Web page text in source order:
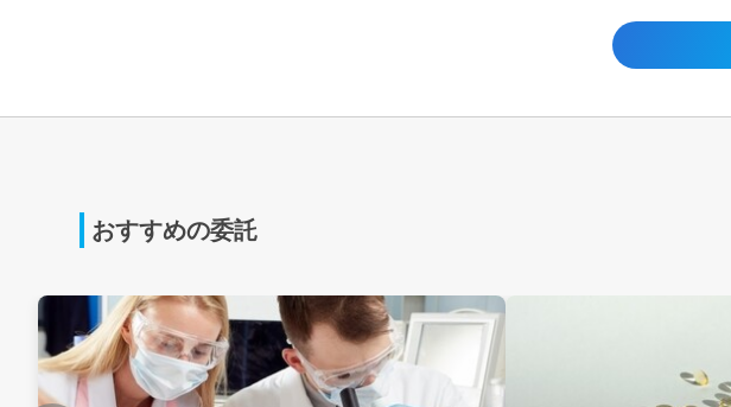
おすすめの委託